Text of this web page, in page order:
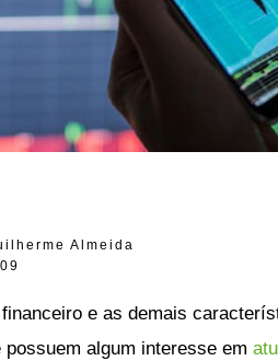
Almeida
e as demais
algum interesse em